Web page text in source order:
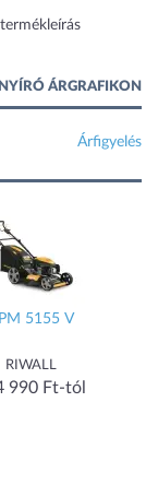
ÁRGRAFIKON
Árfigyelés
5155 V
RIWALL
990 Ft-tól